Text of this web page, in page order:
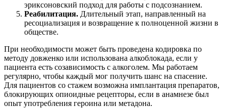
эриксоновский подход для работы с подсознанием.
Реабилитация. Длительный этап, направленный на
ресоциализация и возвращение к полноценной жизни в
обществе.
При необходимости может быть проведена кодировка по
методу довженко или использована алкоблокада, если у
пациента есть созависимость с алкоголем. Мы работаем
регулярно, чтобы каждый мог получить шанс на спасение.
Для пациентов со стажем возможна имплантация препаратов,
блокирующих опиоидные рецепторы, если в анамнезе был
опыт употребления героина или метадона.